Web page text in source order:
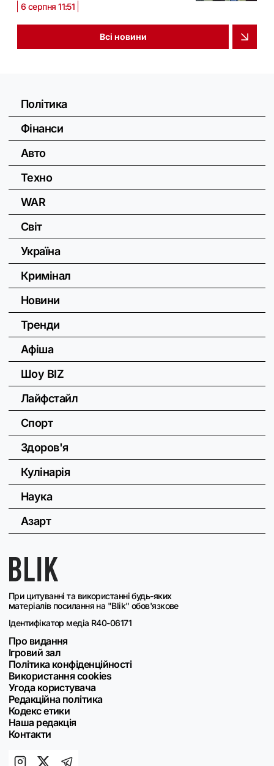
6 серпня 11:51
Всі новини
При цитуванні та використанні будь-яких
матеріалів посилання на "Blik" обов'язкове
Ідентифікатор медіа R40-06171
Про видання
Ігровий зал
Політика конфіденційності
Використання cookies
Угода користувача
Редакційна політика
Кодекс етики
Наша редакція
Контакти
Політика
Фінанси
Авто
Техно
WAR
Світ
Україна
Кримінал
Новини
Тренди
Афіша
Шоу BIZ
Лайфстайл
Спорт
Здоров'я
Кулінарія
Наука
Азарт